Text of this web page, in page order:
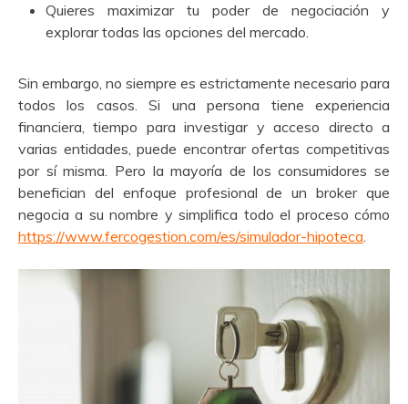
Quieres maximizar tu poder de negociación y
explorar todas las opciones del mercado.
Sin embargo, no siempre es estrictamente necesario para
todos los casos. Si una persona tiene experiencia
financiera, tiempo para investigar y acceso directo a
varias entidades, puede encontrar ofertas competitivas
por sí misma. Pero la mayoría de los consumidores se
benefician del enfoque profesional de un broker que
negocia a su nombre y simplifica todo el proceso cómo
https://www.fercogestion.com/es/simulador-hipoteca.